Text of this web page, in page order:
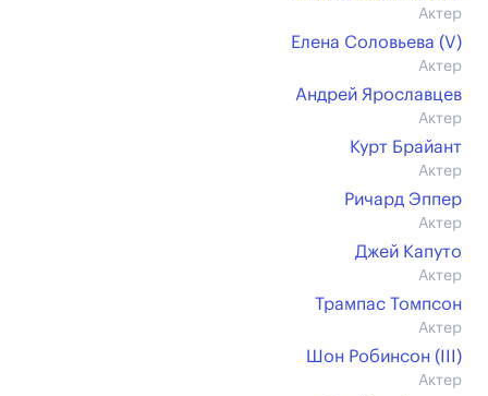
Актер
Елена Соловьева (V)
Актер
Андрей Ярославцев
Актер
Курт Брайант
Актер
Ричард Эппер
Актер
Джей Капуто
Актер
Трампас Томпсон
Актер
Шон Робинсон (III)
Актер